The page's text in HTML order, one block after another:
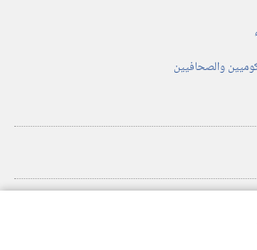
والصحافيين